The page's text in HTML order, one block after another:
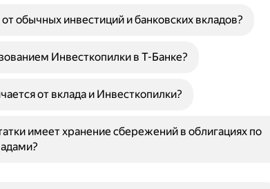
обычных инвестиций и банковских вкладов?
Инвесткопилки в Т-Банке?
от вклада и Инвесткопилки?
имеет хранение сбережений в облигациях по